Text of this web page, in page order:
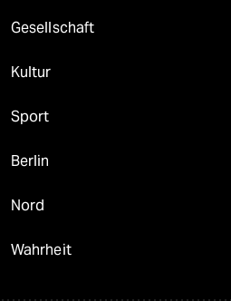
Gesellschaft
Kultur
Sport
Berlin
Nord
Wahrheit